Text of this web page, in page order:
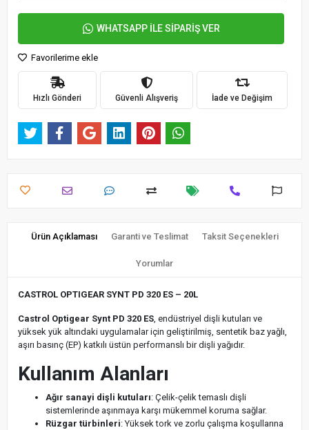
WHATSAPP İLE SİPARİŞ VER
Favorilerime ekle
Hızlı Gönderi Güvenli Alışveriş İade ve Değişim
Ürün Açıklaması Garanti ve Teslimat Taksit Seçenekleri
Yorumlar
CASTROL OPTIGEAR SYNT PD 320 ES – 20L
Castrol Optigear Synt PD 320 ES, endüstriyel dişli kutuları ve
yüksek yük altındaki uygulamalar için geliştirilmiş, sentetik baz yağlı,
aşırı basınç (EP) katkılı üstün performanslı bir dişli yağıdır.
Kullanım Alanları
Ağır sanayi dişli kutuları: Çelik-çelik temaslı dişli
sistemlerinde aşınmaya karşı mükemmel koruma sağlar.
Rüzgar türbinleri: Yüksek tork ve zorlu çalışma koşullarına